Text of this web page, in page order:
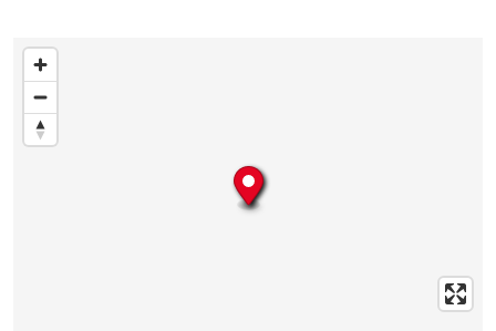
Karte überspringen